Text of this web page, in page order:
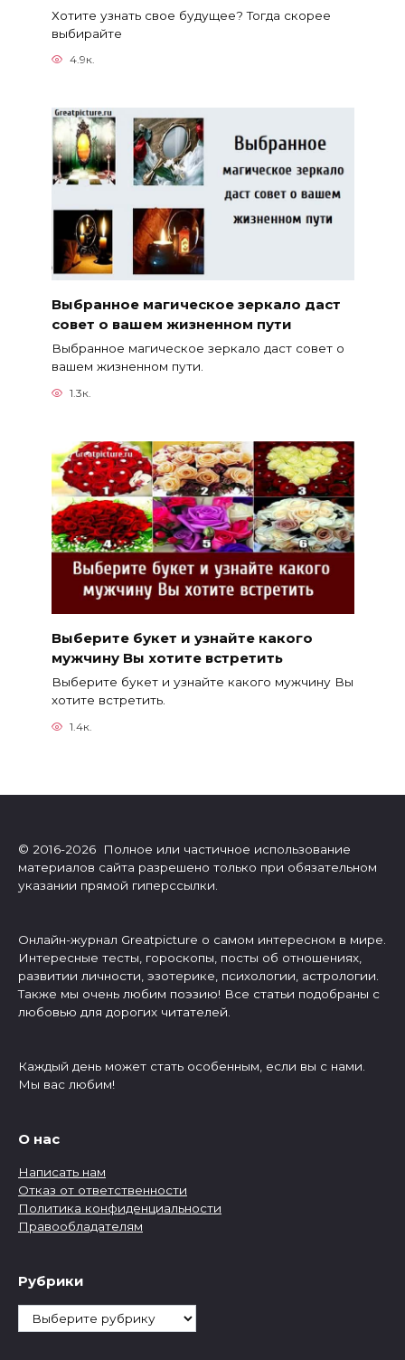
Хотите узнать свое будущее? Тогда скорее
выбирайте
4.9к.
Выбранное магическое зеркало даст
совет о вашем жизненном пути
Выбранное магическое зеркало даст совет о
вашем жизненном пути.
1.3к.
Выберите букет и узнайте какого
мужчину Вы хотите встретить
Выберите букет и узнайте какого мужчину Вы
хотите встретить.
1.4к.
© 2016-2026 Полное или частичное использование
материалов сайта разрешено только при обязательном
указании прямой гиперссылки.
Онлайн-журнал Greatpicture о самом интересном в мире.
Интересные тесты, гороскопы, посты об отношениях,
развитии личности, эзотерике, психологии, астрологии.
Также мы очень любим поэзию! Все статьи подобраны с
любовью для дорогих читателей.
Каждый день может стать особенным, если вы с нами.
Мы вас любим!
О нас
Написать нам
Отказ от ответственности
Политика конфиденциальности
Правообладателям
Рубрики
Рубрики